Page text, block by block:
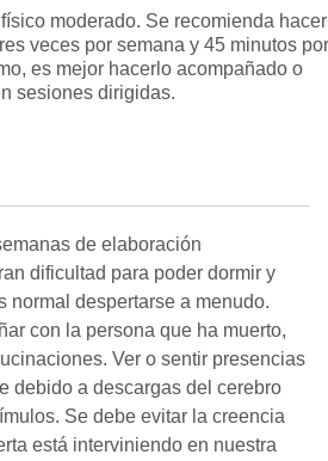
moderado. Se recomienda hacer
veces por semana y 45 minutos por
es mejor hacerlo acompañado o
sesiones dirigidas.
de elaboración
dificultad para poder dormir y
normal despertarse a menudo.
con la persona que ha muerto,
Ver o sentir presencias
debido a descargas del cerebro
Se debe evitar la creencia
está interviniendo en nuestra